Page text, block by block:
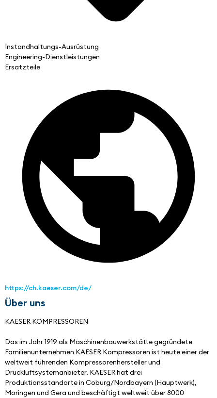
Instandhaltungs-Ausrüstung
Engineering-Dienstleistungen
Ersatzteile
https://ch.kaeser.com/de/
Über uns
KAESER KOMPRESSOREN
Das im Jahr 1919 als Maschinenbauwerkstätte gegründete
Familienunternehmen KAESER Kompressoren ist heute einer der
weltweit führenden Kompressorenhersteller und
Druckluftsystemanbieter. KAESER hat drei
Produktionsstandorte in Coburg/Nordbayern (Hauptwerk),
Moringen und Gera und beschäftigt weltweit über 8000